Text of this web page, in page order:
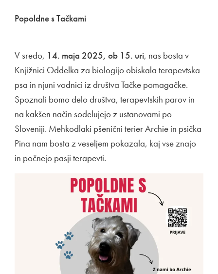
Popoldne s Tačkami
V sredo, 14. maja 2025, ob 15. uri, nas bosta v
Knjižnici Oddelka za biologijo obiskala terapevtska
psa in njuni vodnici iz društva Tačke pomagačke.
Spoznali bomo delo društva, terapevtskih parov in
na kakšen način sodelujejo z ustanovami po
Sloveniji. Mehkodlaki pšenični terier Archie in psička
Pina nam bosta z veseljem pokazala, kaj vse znajo
in počnejo pasji terapevti.